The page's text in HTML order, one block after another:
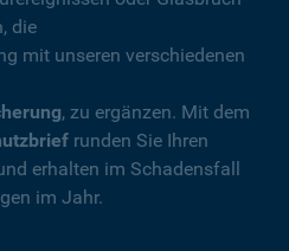
die
mit unseren verschiedenen
, zu ergänzen. Mit dem
runden Sie Ihren
erhalten im Schadensfall
im Jahr.